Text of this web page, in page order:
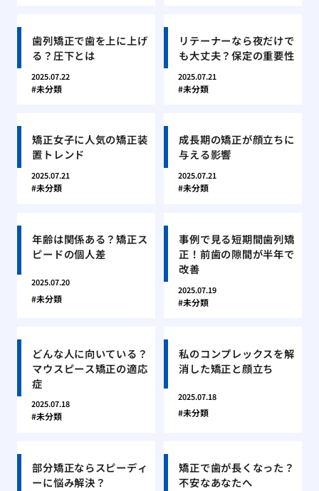
歯列矯正で歯を上に上げ
る？圧下とは
2025.07.22
未分類
リテーナーなら夜だけで
も大丈夫？保定の重要性
2025.07.21
未分類
矯正女子に人気の矯正装
置トレンド
2025.07.21
未分類
成長期の矯正が顔立ちに
与える影響
2025.07.21
未分類
年齢は関係ある？矯正ス
ピードの個人差
2025.07.20
未分類
事例で見る短期間歯列矯
正！前歯の隙間が半年で
改善
2025.07.19
未分類
どんな人に向いている？
マウスピース矯正の適応
症
2025.07.18
未分類
私のコンプレックスを解
消した矯正と顔立ち
2025.07.18
未分類
部分矯正ならスピーディ
ーに悩み解決？
矯正で歯が長くなった？
不安なあなたへ